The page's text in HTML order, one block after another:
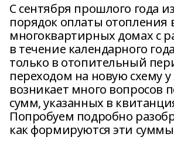
С сентября прошлого года
порядок оплаты отопления
многоквартирных домах с
в течение календарного
только в отопительный
переходом на новую схему
возникает много вопросов
сумм, указанных в
Попробуем подробно
как формируются эти